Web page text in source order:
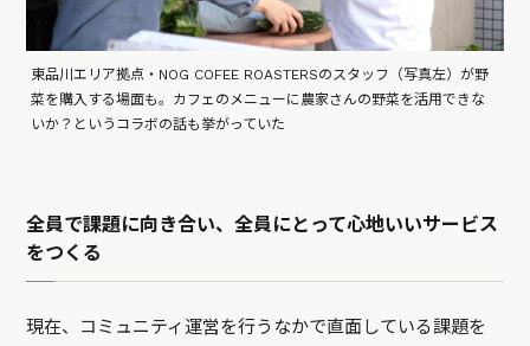
東品川エリア拠点・NOG COFEE ROASTERSのスタッフ（写真左）が野
菜を購入する場面も。カフェのメニューに農家さんの野菜を活用できな
いか？というコラボの話も挙がっていた
全員で課題に向き合い、全員にとって心地いいサービス
をつくる
現在、コミュニティ運営を行うなかで直面している課題を